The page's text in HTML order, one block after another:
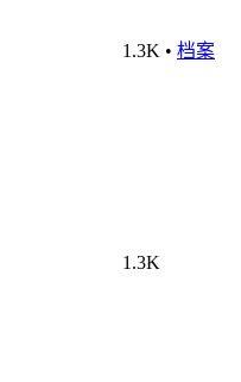
1.3K • 档案
1.3K